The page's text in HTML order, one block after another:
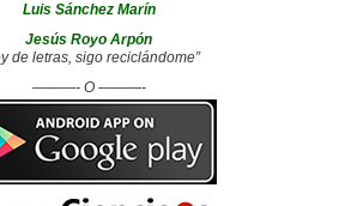
Luis Sánchez Marín
Jesús Royo Arpón
de letras, sigo reciclándome”
———- O ———-